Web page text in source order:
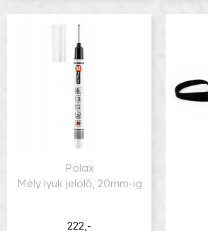
222,-
Polax
Mély lyuk jelölő, 20mm-ig